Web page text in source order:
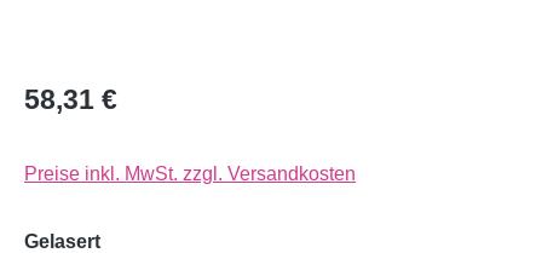
58,31 €
Preise inkl. MwSt. zzgl. Versandkosten
Gelasertauswählen